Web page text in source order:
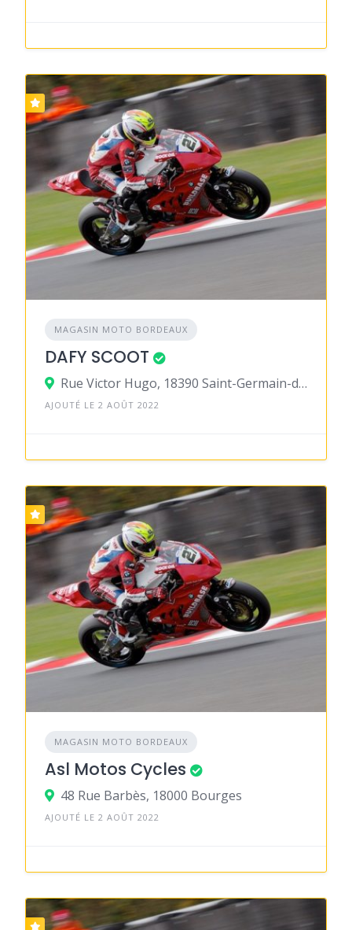
MAGASIN MOTO BORDEAUX
DAFY SCOOT
Rue Victor Hugo, 18390 Saint-Germain-du-Puy
AJOUTÉ LE 2 AOÛT 2022
MAGASIN MOTO BORDEAUX
Asl Motos Cycles
48 Rue Barbès, 18000 Bourges
AJOUTÉ LE 2 AOÛT 2022